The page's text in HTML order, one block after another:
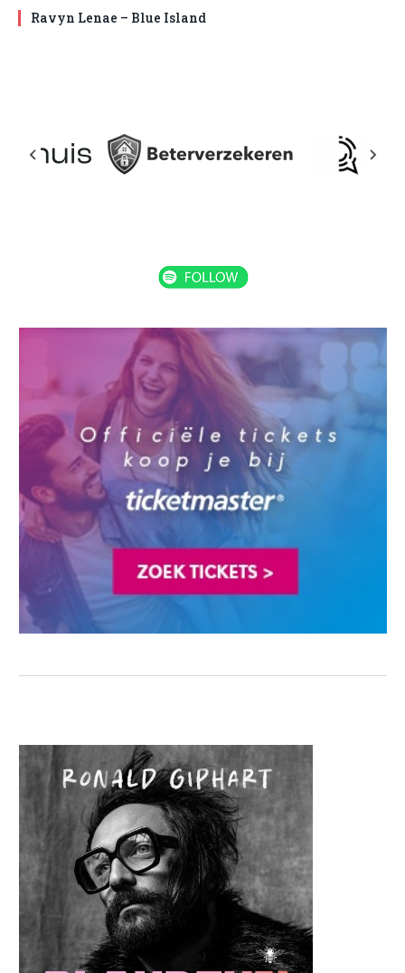
Ravyn Lenae – Blue Island